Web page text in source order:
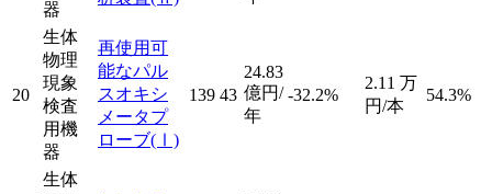
器
20
生体
物理
現象
検査
用機
器
再使用可
能なパル
スオキシ
メータプ
ローブ(Ⅰ)
139 43
24.83
億円/
年
-32.2%
2.11 万
円/本
54.3%
生体